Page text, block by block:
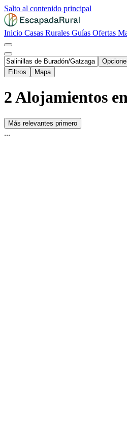
Salto al contenido principal
Inicio Casas Rurales Guías Ofertas
Filtros
Mapa
2 Alojamientos
Más relevantes primero
...